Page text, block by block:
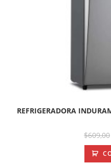
REFRIGERADORA
$609,00